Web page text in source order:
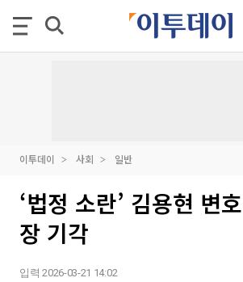
이투데이 사회 일반
‘법정 소란’ 김용현 변
장 기각
입력 2026-03-21 14:02